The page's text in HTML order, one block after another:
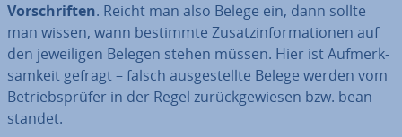
Vor­schrif­ten. Reicht man also Belege ein, dann sollte
man wissen, wann bestimmte Zu­satz­in­for­ma­tio­nen auf
den je­wei­li­gen Belegen stehen müssen. Hier ist Auf­merk­
sam­keit gefragt – falsch aus­ge­stell­te Belege werden vom
Be­triebs­prü­fer in der Regel zu­rück­ge­wie­sen bzw. be­an­
stan­det.